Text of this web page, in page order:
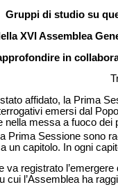
Gruppi di studio su
XVI Assemblea
in
affidato, la Prima
emersi dal
nella messa a fuoco
Prima Sessione sono
un capitolo. In ogni
va registrato
cui l’Assemblea ha